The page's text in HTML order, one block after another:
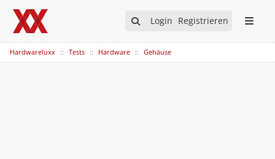
Login Registrieren
Hardwareluxx Tests Hardware Gehäuse